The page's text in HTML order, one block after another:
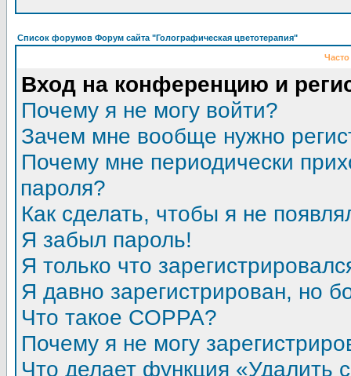
Список форумов Форум сайта "Голографическая цветотерапия"
Вход на конференцию и
Почему я не могу войти?
Зачем мне вообще нужно
Почему мне периодически
пароля?
Как сделать, чтобы я не
Я забыл пароль!
Я только что
Я давно зарегистрирован, но
Что такое COPPA?
Почему я не могу
Что делает функция «Удалить